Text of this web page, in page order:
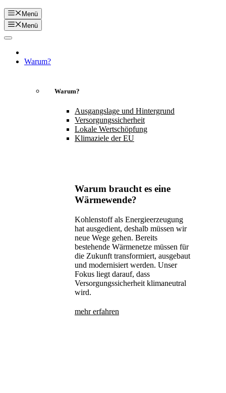
Menü
Menü
Warum?
Warum?
Ausgangslage und Hintergrund
Versorgungssicherheit
Lokale Wertschöpfung
Klimaziele der EU
Warum braucht es eine
Wärmewende?
Kohlenstoff als Energieerzeugung
hat ausgedient, deshalb müssen wir
neue Wege gehen. Bereits
bestehende Wärmenetze müssen für
die Zukunft transformiert, ausgebaut
und modernisiert werden. Unser
Fokus liegt darauf, dass
Versorgungssicherheit klimaneutral
wird.
mehr erfahren